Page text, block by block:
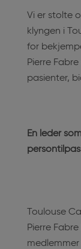
Vi er stolte
klyngen i
for
Pierre
pasienter,
En leder
Toulouse
Pierre